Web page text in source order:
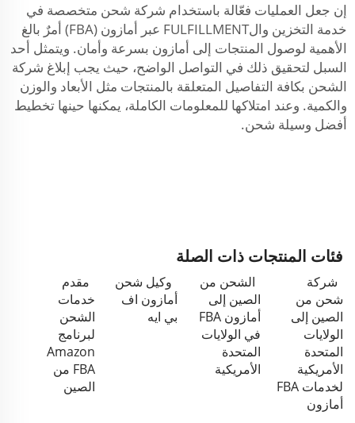
إن جعل العمليات فعّالة باستخدام شركة شحن متخصصة في
خدمة التخزين والFULFILLMENT عبر أمازون (FBA) أمرٌ بالغ
الأهمية لوصول المنتجات إلى أمازون بسرعة وأمان. ويتمثل أحد
السبل لتحقيق ذلك في التواصل الواضح، حيث يجب إبلاغ شركة
الشحن بكافة التفاصيل المتعلقة بالمنتجات مثل الأبعاد والوزن
والكمية. وعند امتلاكها للمعلومات الكاملة، يمكنها حينها تخطيط
أفضل وسيلة شحن.
فئات المنتجات ذات الصلة
شركة
شحن من
الصين إلى
الولايات
المتحدة
الأمريكية
لخدمات FBA
أمازون
الشحن من
الصين إلى
أمازون FBA
في الولايات
المتحدة
الأمريكية
وكيل شحن
أمازون اف
بي ايه
مقدم
خدمات
الشحن
لبرنامج
Amazon
FBA من
الصين